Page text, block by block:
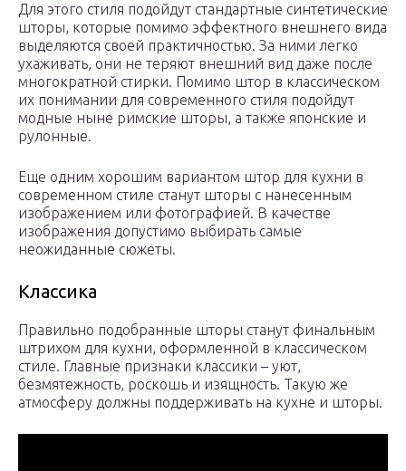
Для этого стиля подойдут стандартные синтетические
шторы, которые помимо эффектного внешнего вида
выделяются своей практичностью. За ними легко
ухаживать, они не теряют внешний вид даже после
многократной стирки. Помимо штор в классическом
их понимании для современного стиля подойдут
модные ныне римские шторы, а также японские и
рулонные.
Еще одним хорошим вариантом штор для кухни в
современном стиле станут шторы с нанесенным
изображением или фотографией. В качестве
изображения допустимо выбирать самые
неожиданные сюжеты.
Классика
Правильно подобранные шторы станут финальным
штрихом для кухни, оформленной в классическом
стиле. Главные признаки классики – уют,
безмятежность, роскошь и изящность. Такую же
атмосферу должны поддерживать на кухне и шторы.